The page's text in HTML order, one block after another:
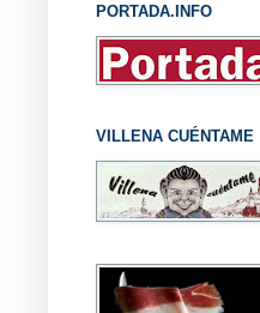
PORTADA.INFO
VILLENA CUÉNTAME